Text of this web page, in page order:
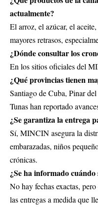
actualmente?
El arroz, el azúcar, el
mayores retrasos,
¿Dónde consultar los
En los sitios oficiales del
¿Qué provincias tienen
Santiago de Cuba, Pinar
Tunas han reportado
¿Se garantiza la entrega
Sí, MINCIN asegura la
embarazadas, niños
crónicas.
¿Se ha informado
No hay fechas exactas,
las entregas a medida que